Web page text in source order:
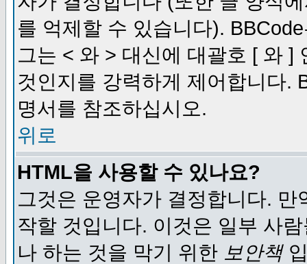
를 억제할 수 있습니다).
그는 < 와 > 대신에 대괄호 [ 와 ]
것인지를 강력하게 제어합니다.
명서를 참조하십시오.
위로
HTML을 사용할 수 있나요?
그것은 운영자가 결정합니다.
작할 것입니다. 이것은 일부 사
나 하는 것을 막기 위한 보안책